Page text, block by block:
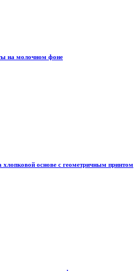
на молочном фоне
основе с геометричным принтом